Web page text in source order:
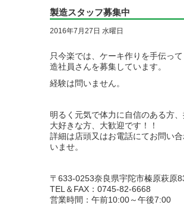
製造スタッフ募集中
2016年7月27日 水曜日
只今楽では、ケーキ作りを手伝っ
造社員さんを募集しています。
経験は問いません。
明るく元気で体力に自信のある方
大好きな方、大歓迎です！！
詳細は店頭又はお電話にてお問い合
いませ。
〒633-0253奈良県宇陀市榛原萩原
TEL＆FAX：0745-82-6668
営業時間：午前10:00～午後7:00